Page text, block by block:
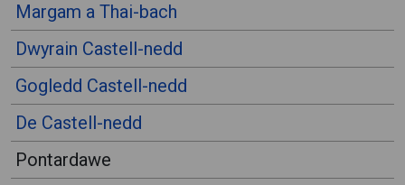
Margam a Thai-bach
Dwyrain Castell-nedd
Gogledd Castell-nedd
De Castell-nedd
Pontardawe